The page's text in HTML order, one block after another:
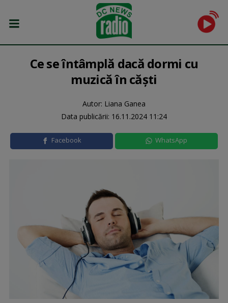
Ce se întâmplă dacă dormi cu
muzică în căști
Autor: Liana Ganea
Data publicării: 16.11.2024 11:24
Facebook WhatsApp